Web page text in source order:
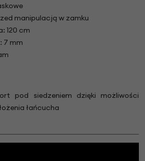
manipulacją w zamku
120 cm
7 mm
pod siedzeniem dzięki możliwości
łańcucha